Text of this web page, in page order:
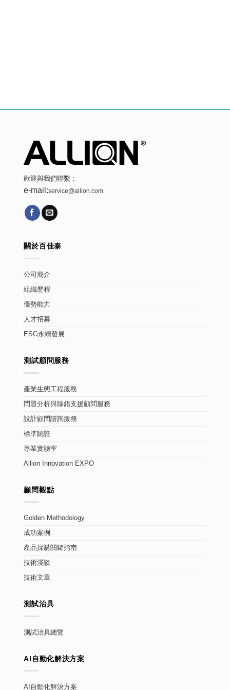
歡迎與我們聯繫：
e-mail:service@allion.com
關於百佳泰
公司簡介
組織歷程
優勢能力
人才招募
ESG永續發展
測試顧問服務
產業生態工程服務
問題分析與除錯支援顧問服務
設計顧問諮詢服務
標準認證
專業實驗室
Allion Innovation EXPO
顧問觀點
Golden Methodology
成功案例
產品採購關鍵指南
技術漫談
技術文章
測試治具
測試治具總覽
AI自動化解決方案
AI自動化解決方案